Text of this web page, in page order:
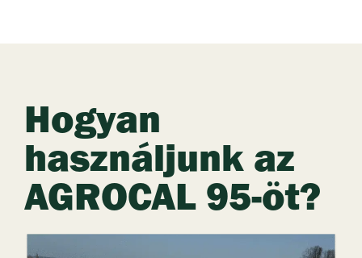
Hogyan
használjunk az
AGROCAL 95-öt?